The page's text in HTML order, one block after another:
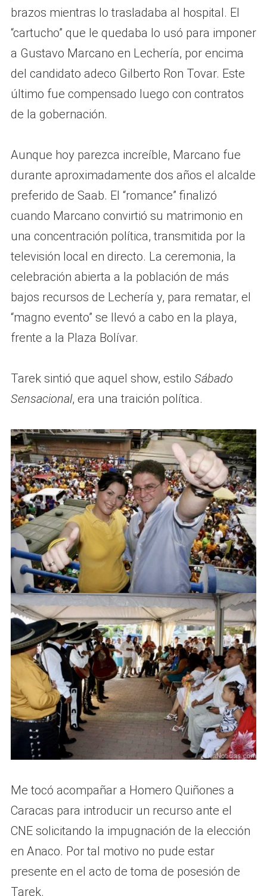
brazos mientras lo trasladaba al hospital. El
“cartucho” que le quedaba lo usó para imponer
a Gustavo Marcano en Lechería, por encima
del candidato adeco Gilberto Ron Tovar. Este
último fue compensado luego con contratos
de la gobernación.
Aunque hoy parezca increíble, Marcano fue
durante aproximadamente dos años el alcalde
preferido de Saab. El “romance” finalizó
cuando Marcano convirtió su matrimonio en
una concentración política, transmitida por la
televisión local en directo. La ceremonia, la
celebración abierta a la población de más
bajos recursos de Lechería y, para rematar, el
“magno evento” se llevó a cabo en la playa,
frente a la Plaza Bolívar.
Tarek sintió que aquel show, estilo Sábado
Sensacional, era una traición política.
Me tocó acompañar a Homero Quiñones a
Caracas para introducir un recurso ante el
CNE solicitando la impugnación de la elección
en Anaco. Por tal motivo no pude estar
presente en el acto de toma de posesión de
Tarek.